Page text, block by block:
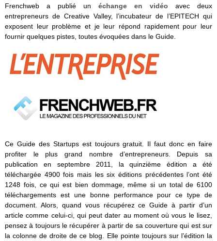
Frenchweb a publié un échange en vidéo avec deux
entrepreneurs de Creative Valley, l’incubateur de l’EPITECH qui
exposent leur problème et je leur répond rapidement pour leur
fournir quelques pistes, toutes évoquées dans le Guide.
Ce Guide des Startups est toujours gratuit. Il faut donc en faire
profiter le plus grand nombre d’entrepreneurs. Depuis sa
publication en septembre 2011, la quinzième édition a été
téléchargée 4900 fois mais les six éditions précédentes l’ont été
1248 fois, ce qui est bien dommage, même si un total de 6100
téléchargements est une bonne performance pour ce type de
document. Alors, quand vous récupérez ce Guide à partir d’un
article comme celui-ci, qui peut dater au moment où vous le lisez,
pensez à toujours le récupérer à partir de sa couverture qui est sur
la colonne de droite de ce blog. Elle pointe toujours sur l’édition la